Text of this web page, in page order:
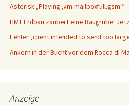
Asterisk „Playing ‚vm-mailboxfull.gsm'“
HMT Erdbau zaubert eine Baugrube!
Fehler „client intended to send too
Ankern in der Bucht vor dem Rocca di
Anzeige